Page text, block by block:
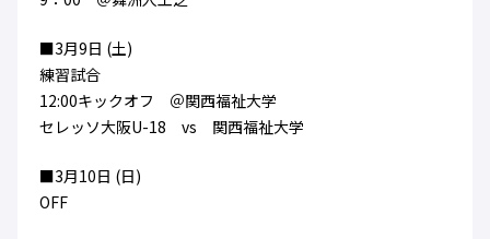
ガールズU-15
■3月9日 (土)
練習試合
12:00キックオフ ＠関西福祉大学
セレッソ大阪U-18 vs 関西福祉大学
■3月10日 (日)
OFF